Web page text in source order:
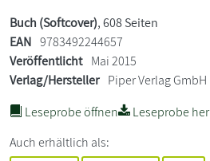
Buch (Softcover), 608 Seiten
EAN 9783492244657
Veröffentlicht Mai 2015
Verlag/Hersteller Piper Verlag GmbH
Leseprobe öffnen
Leseprobe
Auch erhältlich als: